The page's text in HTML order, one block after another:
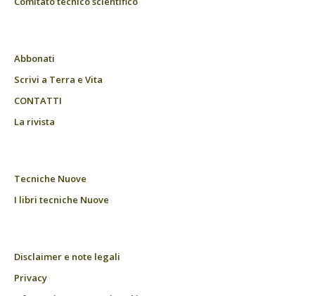
Abbonati
Scrivi a Terra e Vita
CONTATTI
La rivista
Tecniche Nuove
I libri tecniche Nuove
Disclaimer e note legali
Privacy